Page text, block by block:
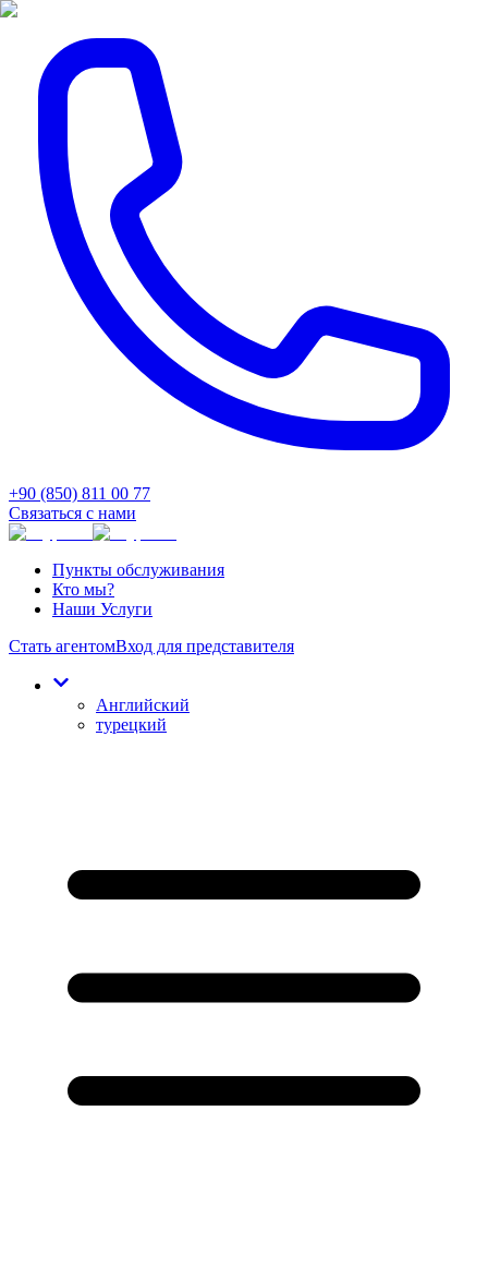
+90 (850) 811 00 77
Связаться с нами
Пункты обслуживания
Кто мы?
Наши Услуги
Стать агентомВход для представителя
Английский
турецкий